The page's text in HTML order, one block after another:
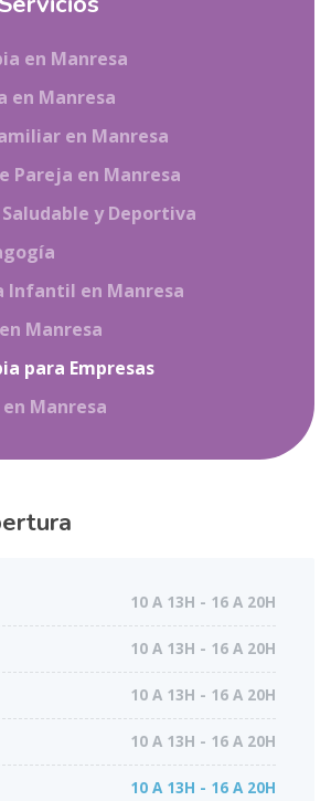
en Manresa
en Manresa
en Manresa
Pareja en Manresa
y Deportiva
Infantil en Manresa
Manresa
para Empresas
Manresa
10 A 13H - 16 A 20H
10 A 13H - 16 A 20H
10 A 13H - 16 A 20H
10 A 13H - 16 A 20H
10 A 13H - 16 A 20H